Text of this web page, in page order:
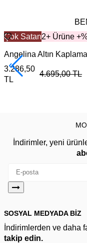
Çok Satan2+ Ürüne
Angelina Altın
3.286,50
TL
4.695,00TL
İndirimler, yeni
SOSYAL MEDYADA BİZ
İndirimlerden ve daha
takip edin.